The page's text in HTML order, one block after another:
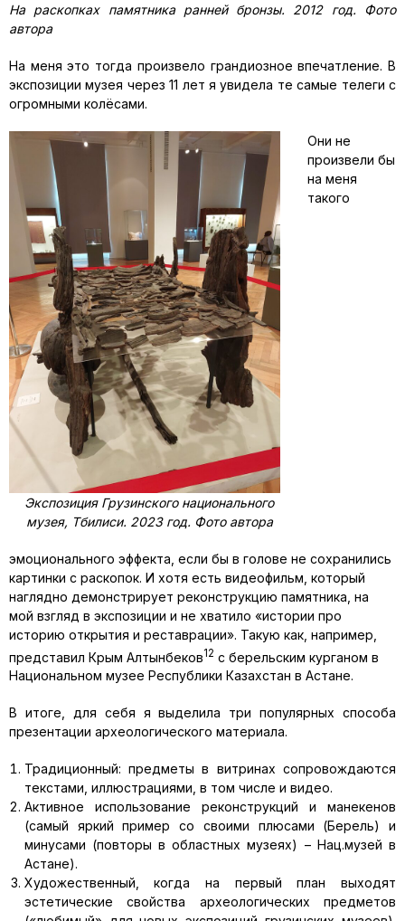
На раскопках памятника ранней бронзы. 2012 год. Фото
автора
На меня это тогда произвело грандиозное впечатление. В
экспозиции музея через 11 лет я увидела те самые телеги с
огромными колёсами.
Экспозиция Грузинского национального
музея, Тбилиси. 2023 год. Фото автора
Они не
произвели бы
на меня
такого
эмоционального эффекта, если бы в голове не сохранились
картинки с раскопок. И хотя есть видеофильм, который
наглядно демонстрирует реконструкцию памятника, на
мой взгляд в экспозиции и не хватило «истории про
историю открытия и реставрации». Такую как, например,
представил Крым Алтынбеков12 с берельским курганом в
Национальном музее Республики Казахстан в Астане.
В итоге, для себя я выделила три популярных способа
презентации археологического материала.
Традиционный: предметы в витринах сопровождаются
текстами, иллюстрациями, в том числе и видео.
Активное использование реконструкций и манекенов
(самый яркий пример со своими плюсами (Берель) и
минусами (повторы в областных музеях) – Нац.музей в
Астане).
Художественный, когда на первый план выходят
эстетические свойства археологических предметов